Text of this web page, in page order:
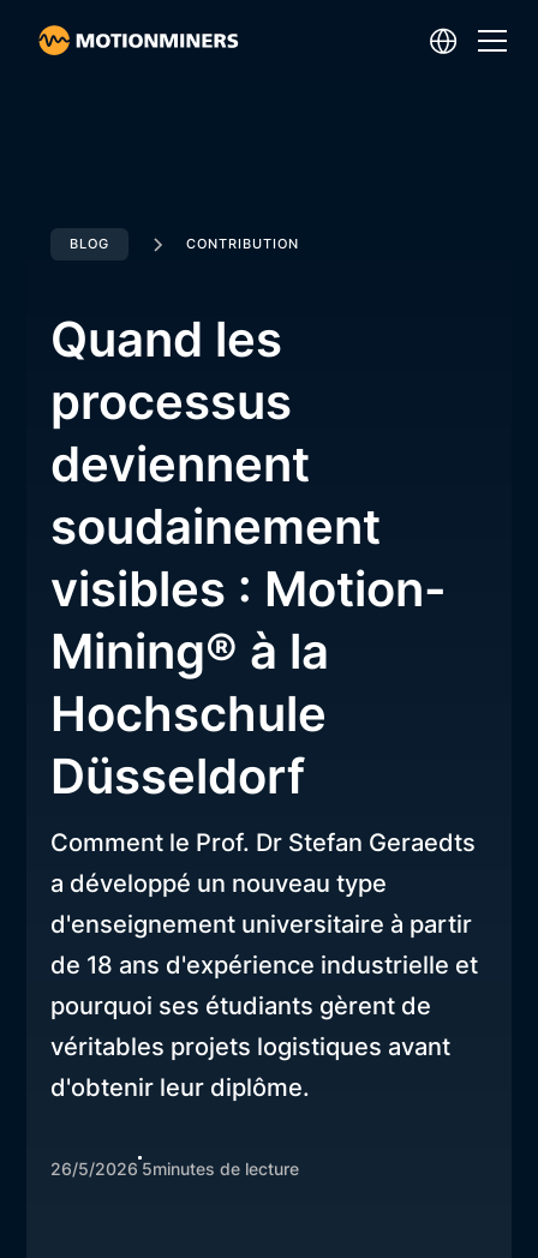
BLOG CONTRIBUTION
Quand les
processus
deviennent
soudainement
visibles : Motion-
Mining® à la
Hochschule
Düsseldorf
Comment le Prof. Dr Stefan Geraedts
a développé un nouveau type
d'enseignement universitaire à partir
de 18 ans d'expérience industrielle et
pourquoi ses étudiants gèrent de
véritables projets logistiques avant
d'obtenir leur diplôme.
26/5/2026 5minutes de lecture